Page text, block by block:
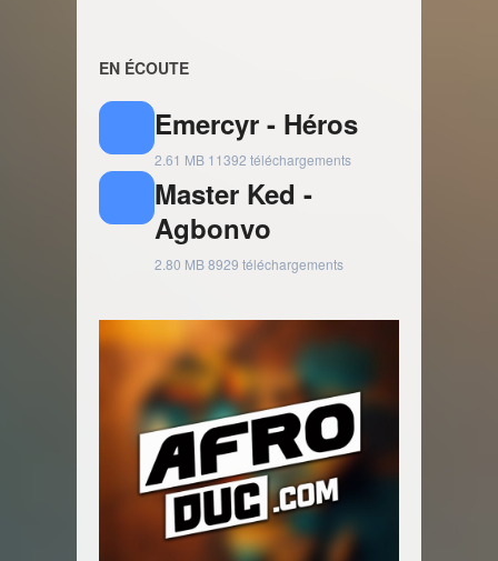
EN ÉCOUTE
Emercyr - Héros
2.61 MB 11392 téléchargements
Master Ked -
Agbonvo
2.80 MB8929 téléchargements